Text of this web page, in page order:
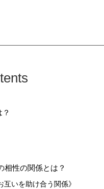
相性の関係とは？
いを助け合う関係》